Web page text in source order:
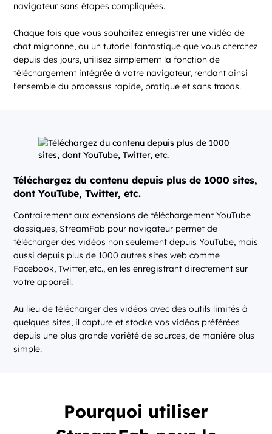
navigateur sans étapes compliquées.
Chaque fois que vous souhaitez enregistrer une vidéo de
chat mignonne, ou un tutoriel fantastique que vous cherchez
depuis des jours, utilisez simplement la fonction de
téléchargement intégrée à votre navigateur, rendant ainsi
l'ensemble du processus rapide, pratique et sans tracas.
Téléchargez du contenu depuis plus de 1000 sites,
dont YouTube, Twitter, etc.
Contrairement aux extensions de téléchargement YouTube
classiques, StreamFab pour navigateur permet de
télécharger des vidéos non seulement depuis YouTube, mais
aussi depuis plus de 1000 autres sites web comme
Facebook, Twitter, etc., en les enregistrant directement sur
votre appareil.
Au lieu de télécharger des vidéos avec des outils limités à
quelques sites, il capture et stocke vos vidéos préférées
depuis une plus grande variété de sources, de manière plus
simple.
Pourquoi utiliser